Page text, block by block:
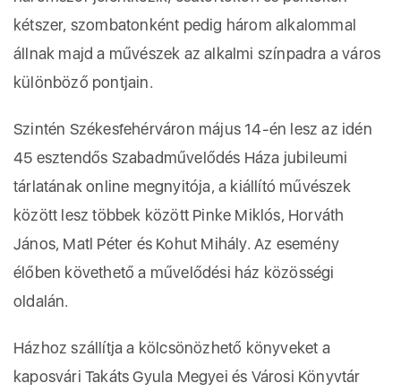
kétszer, szombatonként pedig három alkalommal
állnak majd a művészek az alkalmi színpadra a város
különböző pontjain.
Szintén Székesfehérváron május 14-én lesz az idén
45 esztendős Szabadművelődés Háza jubileumi
tárlatának online megnyitója, a kiállító művészek
között lesz többek között Pinke Miklós, Horváth
János, Matl Péter és Kohut Mihály. Az esemény
élőben követhető a művelődési ház közösségi
oldalán.
Házhoz szállítja a kölcsönözhető könyveket a
kaposvári Takáts Gyula Megyei és Városi Könyvtár